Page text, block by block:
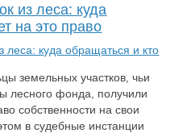
из леса: куда
на это право
земельных участков, чьи
лесного фонда, получили
собственности на свои
в судебные инстанции